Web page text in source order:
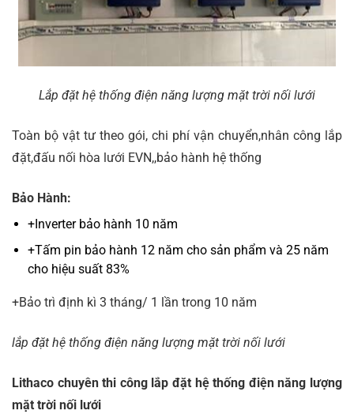
Lắp đặt hệ thống điện năng lượng mặt trời nối lưới
Toàn bộ vật tư theo gói, chi phí vận chuyển,nhân công lắp
đặt,đấu nối hòa lưới EVN,,bảo hành hệ thống
Bảo Hành:
+Inverter bảo hành 10 năm
+Tấm pin bảo hành 12 năm cho sản phẩm và 25 năm
cho hiệu suất 83%
+Bảo trì định kì 3 tháng/ 1 lần trong 10 năm
lắp đặt hệ thống điện năng lượng mặt trời nối lưới
Lithaco chuyên thi công lắp đặt hệ thống điện năng lượng
mặt trời nối lưới